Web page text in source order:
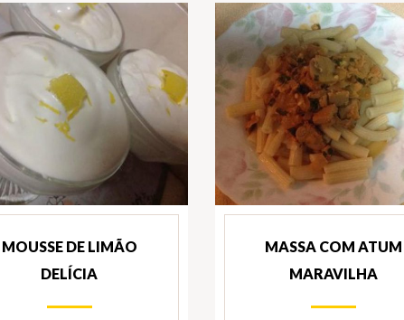
MOUSSE DE LIMÃO
DELÍCIA
MASSA COM ATUM
MARAVILHA